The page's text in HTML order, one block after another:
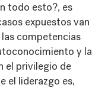
todo esto?, es
expuestos van
competencias
y la
el privilegio de
el liderazgo es,